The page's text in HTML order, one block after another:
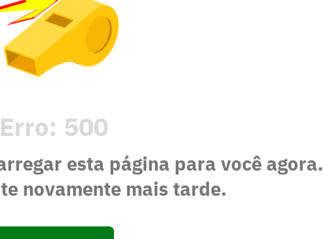
Erro: 500
esta página para você agora.
novamente mais tarde.